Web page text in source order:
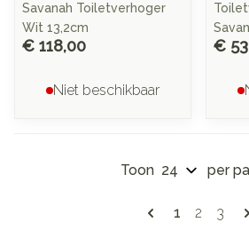
Savanah Toiletverhoger
Wit 13,2cm
€ 118,00
Niet beschikbaar
€
Pagina's
U lees
1 Pagina
2 Pagina
3
Toon per